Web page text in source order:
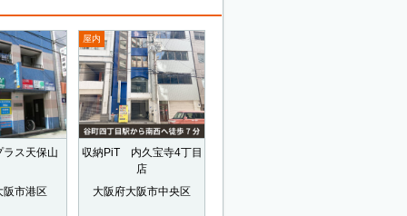
ラス天保山
阪市港区
屋内
収納PiT 内久宝寺4丁目
店
大阪府大阪市中央区